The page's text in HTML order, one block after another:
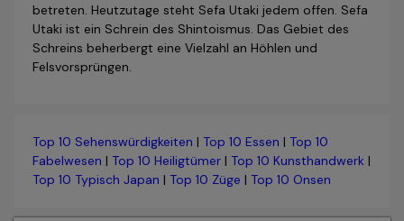
betreten. Heutzutage steht Sefa Utaki jedem offen. Sefa
Utaki ist ein Schrein des Shintoismus. Das Gebiet des
Schreins beherbergt eine Vielzahl an Höhlen und
Felsvorsprüngen.
Top 10 Sehenswürdigkeiten | Top 10 Essen | Top 10
Fabelwesen | Top 10 Heiligtümer | Top 10 Kunsthandwerk |
Top 10 Typisch Japan | Top 10 Züge | Top 10 Onsen